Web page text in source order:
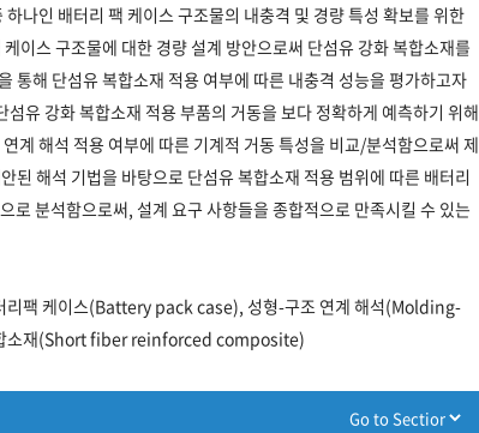
나인 배터리 팩 케이스 구조물의 내충격 및 경량 특성 확보를 위한
이스 구조물에 대한 경량 설계 방안으로써 단섬유 강화 복합소재를
통해 단섬유 복합소재 적용 여부에 따른 내충격 성능을 평가하고자
유 강화 복합소재 적용 부품의 거동을 보다 정확하게 예측하기 위해
계 해석 적용 여부에 따른 기계적 거동 특성을 비교/분석함으로써 제
된 해석 기법을 바탕으로 단섬유 복합소재 적용 범위에 따른 배터리
로 분석함으로써, 설계 요구 사항들을 종합적으로 만족시킬 수 있는
팩 케이스(Battery pack case), 성형-구조 연계 해석(Molding-
소재(Short fiber reinforced composite)